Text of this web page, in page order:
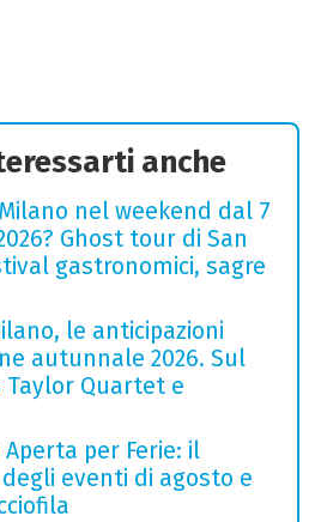
anche
nel weekend dal 7
Ghost tour di San
gastronomici, sagre
le anticipazioni
autunnale 2026. Sul
Taylor Quartet e
Aperta per Ferie: il
eventi di agosto e